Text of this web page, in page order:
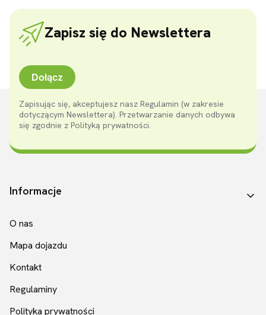
Zapisz się do Newslettera
Dołącz
Zapisując się, akceptujesz nasz Regulamin (w zakresie
dotyczącym Newslettera). Przetwarzanie danych odbywa
się zgodnie z Polityką prywatności.
Linki w stopce
Informacje
O nas
Mapa dojazdu
Kontakt
Regulaminy
Polityka prywatności